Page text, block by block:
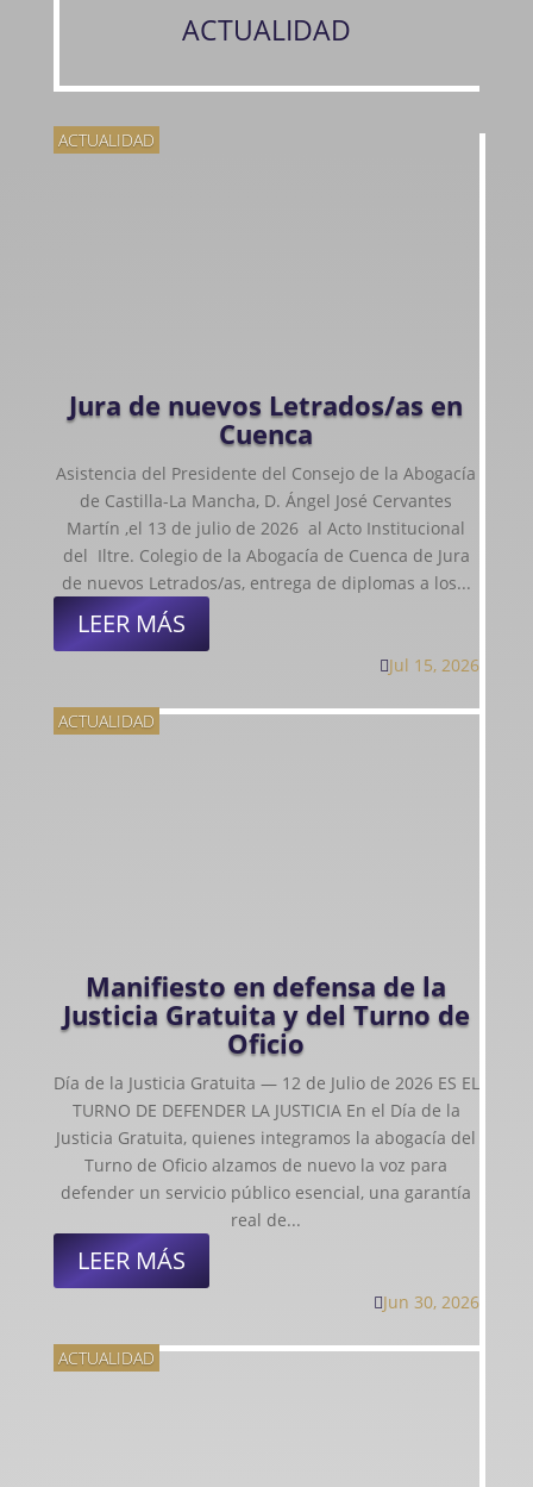
ACTUALIDAD
ACTUALIDAD
Jura de nuevos Letrados/as en
Cuenca
Asistencia del Presidente del Consejo de la Abogacía
de Castilla-La Mancha, D. Ángel José Cervantes
Martín ,el 13 de julio de 2026 al Acto Institucional
del Iltre. Colegio de la Abogacía de Cuenca de Jura
de nuevos Letrados/as, entrega de diplomas a los...
LEER MÁS
Jul 15, 2026
ACTUALIDAD
Manifiesto en defensa de la
Justicia Gratuita y del Turno de
Oficio
Día de la Justicia Gratuita — 12 de Julio de 2026 ES EL
TURNO DE DEFENDER LA JUSTICIA En el Día de la
Justicia Gratuita, quienes integramos la abogacía del
Turno de Oficio alzamos de nuevo la voz para
defender un servicio público esencial, una garantía
real de...
LEER MÁS
Jun 30, 2026
ACTUALIDAD